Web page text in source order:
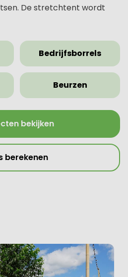
De stretchtent wordt
Bedrijfsborrels
Beurzen
bekijken
berekenen